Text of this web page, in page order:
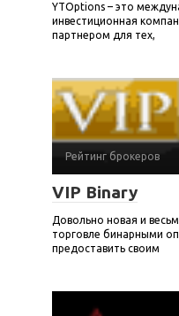
YTOptions – это
инвестиционная
партнером для тех,
Рейтинг брокеров
VIP Binary
Довольно новая и
торговле бинарными
предоставить своим